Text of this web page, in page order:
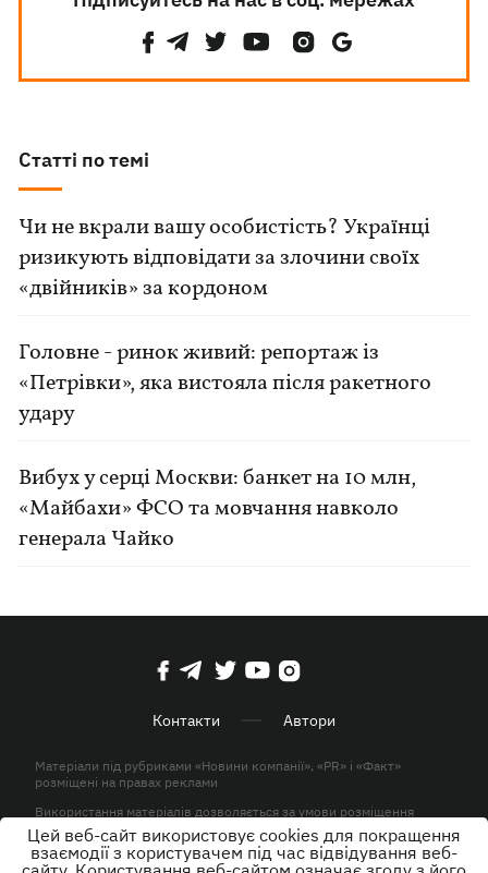
Статті по темі
Чи не вкрали вашу особистість? Українці
ризикують відповідати за злочини своїх
«двійників» за кордоном
Головне - ринок живий: репортаж із
«Петрівки», яка вистояла після ракетного
удару
Вибух у серці Москви: банкет на 10 млн,
«Майбахи» ФСО та мовчання навколо
генерала Чайко
Контакти Автори
Матеріали під рубриками «Новини компанії», «PR» і «Факт»
розміщені на правах реклами
Використання матеріалів дозволяється за умови розміщення
активного гіперпосилання на KP.UA в першому абзаці.
© ТОВ «ЮЛАВ МЕДІА» 2026. Всі права захищені.
Цей веб-сайт використовує cookies для покращення
взаємодії з користувачем під час відвідування веб-